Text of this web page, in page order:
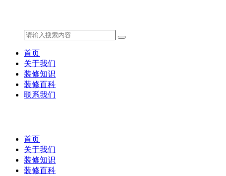
首页
关于我们
装修知识
装修百科
联系我们
首页
关于我们
装修知识
装修百科